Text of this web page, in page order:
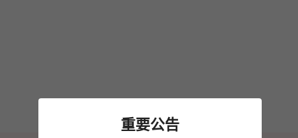
重要公告